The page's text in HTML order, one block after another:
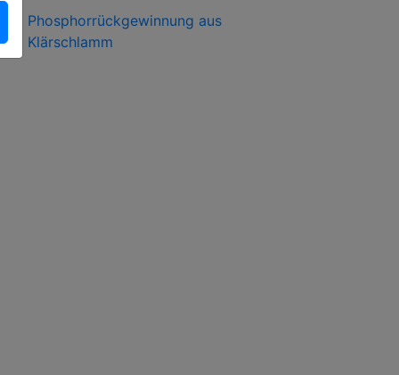
Phosphorrückgewinnung aus
Klärschlamm